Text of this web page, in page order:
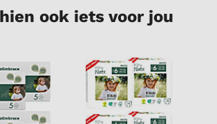
ook iets voor jou